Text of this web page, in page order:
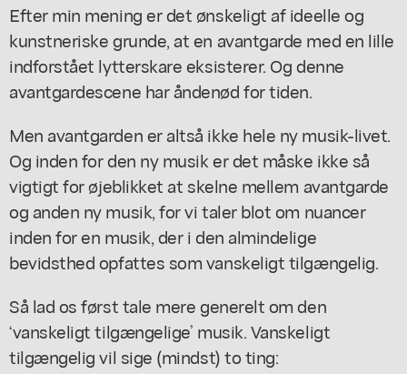
Efter min mening er det ønskeligt af ideelle og
kunstneriske grunde, at en avantgarde med en lille
indforstået lytterskare eksisterer. Og denne
avantgardescene har åndenød for tiden.
Men avantgarden er altså ikke hele ny musik-livet.
Og inden for den ny musik er det måske ikke så
vigtigt for øjeblikket at skelne mellem avantgarde
og anden ny musik, for vi taler blot om nuancer
inden for en musik, der i den almindelige
bevidsthed opfattes som vanskeligt tilgængelig.
Så lad os først tale mere generelt om den
‘vanskeligt tilgængelige’ musik. Vanskeligt
tilgængelig vil sige (mindst) to ting: